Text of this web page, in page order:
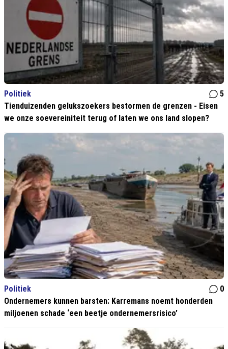
Politiek
5
Tienduizenden gelukszoekers bestormen de grenzen - Eisen
we onze soevereiniteit terug of laten we ons land slopen?
Politiek
0
Ondernemers kunnen barsten: Karremans noemt honderden
miljoenen schade ‘een beetje ondernemersrisico’